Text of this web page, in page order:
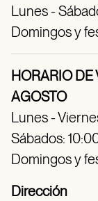
Lunes -
Domingos y
HORARIO DE
AGOSTO
Lunes -
Sábados:
Domingos y
Dirección